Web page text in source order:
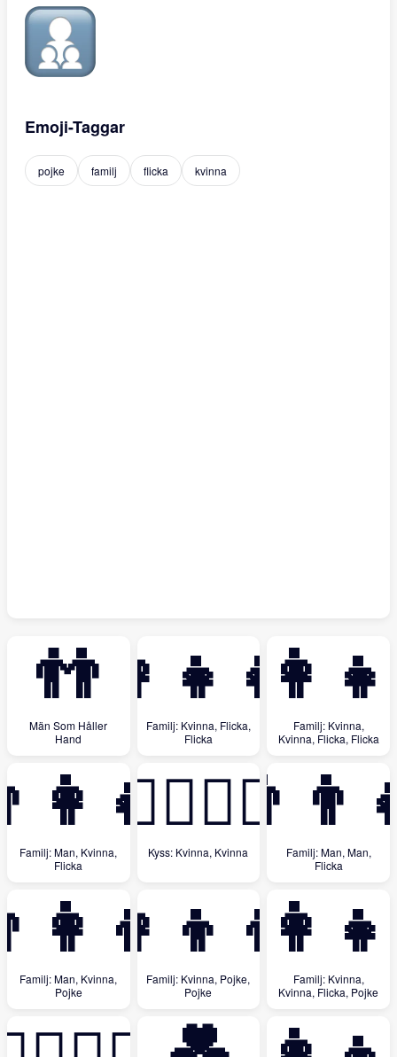
Emoji-Taggar
pojke familj flicka kvinna
👬
Män Som Håller
Hand
👩‍👧‍👧
Familj: Kvinna, Flicka,
Flicka
Familj: Kvinna,
Kvinna, Flicka, Flicka
Familj: Man, Kvinna,
Flicka
👩‍❤️‍💋‍👩
Kyss: Kvinna, Kvinna
Familj: Man, Man,
Flicka
Familj: Man, Kvinna,
Pojke
👩‍👦‍👦
Familj: Kvinna, Pojke,
Pojke
Familj: Kvinna,
Kvinna, Flicka, Pojke